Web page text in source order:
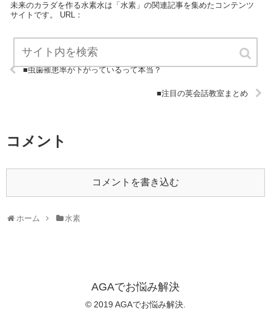
未来のカラダを作る水素水は「水素」の関連記事を集めたコンテンツ
サイトです。 URL：
■虫歯罹患率が下がっているって本当？
■注目の英会話教室まとめ
コメント
コメントを書き込む
ホーム 水素
AGAでお悩み解決
© 2019 AGAでお悩み解決.